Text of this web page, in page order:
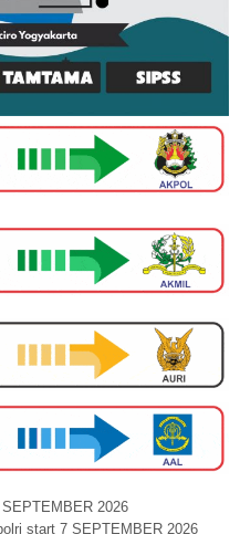
2026
start 7 SEPTEMBER 2026